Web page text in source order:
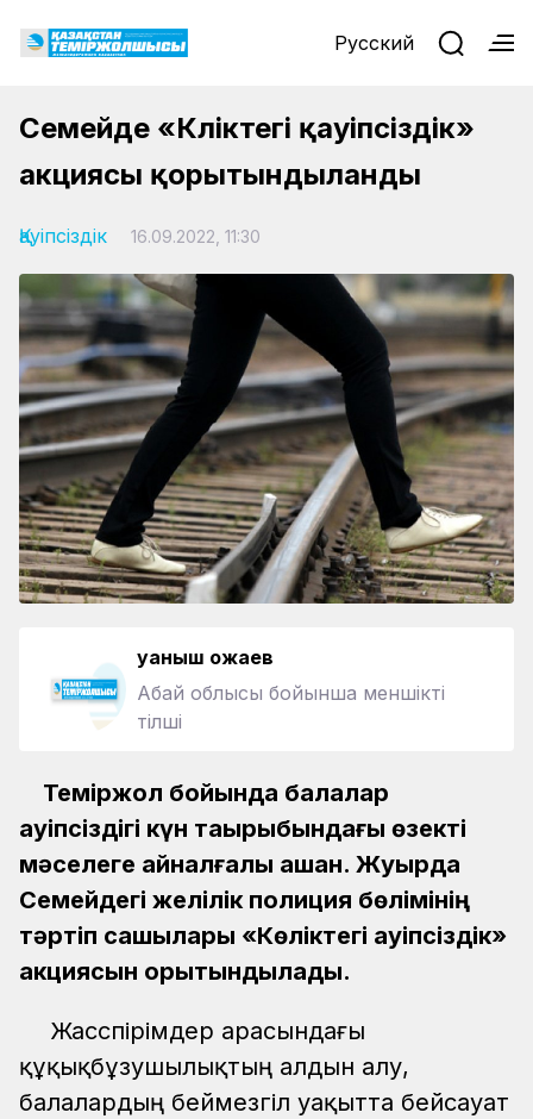
Русский
Семейде «Көліктегі қауіпсіздік»
акциясы қорытындыланды
Қауіпсіздік 16.09.2022, 11:30
Қуаныш Қожаев
Абай облысы бойынша меншікті
тілші
Теміржол бойында балалар
қауіпсіздігі күн тақырыбындағы өзекті
мәселеге айналғалы қашан. Жуырда
Семейдегі желілік полиция бөлімінің
тәртіп сақшылары «Көліктегі қауіпсіздік»
акциясын қорытындылады.
Жасөспірімдер арасындағы
құқықбұзушылықтың алдын алу,
балалардың беймезгіл уақытта бейсауат